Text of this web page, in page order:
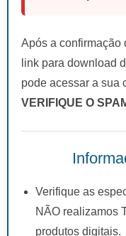
Após a confirmação
link para download
pode acessar a sua
VERIFIQUE O
Verifique as
NÃO realizamos
produtos digitais.